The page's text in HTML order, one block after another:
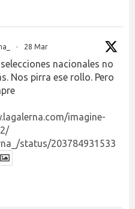
· 28 Mar
nacionales no
Nos pirra ese rollo. Pero
imagine-
status/203784931533